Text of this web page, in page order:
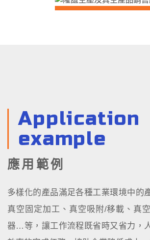
Application
example
應用範例
多樣化的產品滿足各種工業環境中的
真空固定加工、真空吸附/移載、真
器…等，讓工作流程既省時又省力，